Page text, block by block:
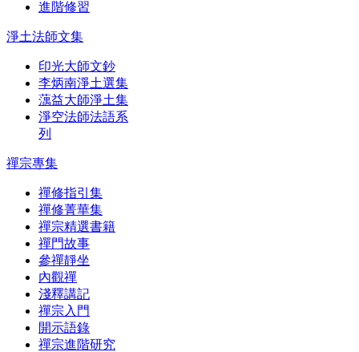
進階修習
淨土法師文集
印光大師文鈔
李炳南淨土選集
蕅益大師淨土集
淨空法師法語系
列
禪宗專集
禪修指引集
禪修菁華集
禪宗精選書籍
禪門故事
參禪靜坐
內觀禪
淺釋講記
禪宗入門
開示語錄
禪宗進階研究